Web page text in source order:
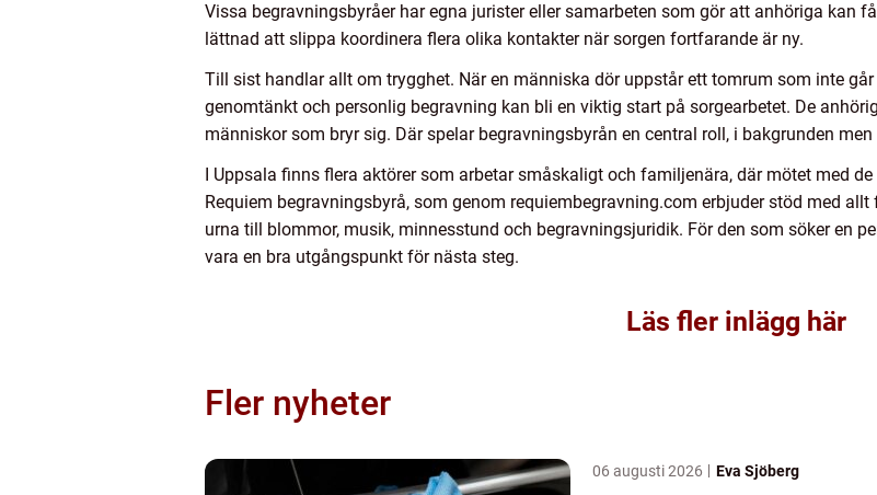
Vissa begravningsbyråer har egna jurister eller samarbeten som gör att anhöriga kan
lättnad att slippa koordinera flera olika kontakter när sorgen fortfarande är ny.
Till sist handlar allt om trygghet. När en människa dör uppstår ett tomrum som inte
genomtänkt och personlig begravning kan bli en viktig start på sorgearbetet. De
människor som bryr sig. Där spelar begravningsbyrån en central roll, i bakgrunden
I Uppsala finns flera aktörer som arbetar småskaligt och familjenära, där mötet med
Requiem begravningsbyrå, som genom requiembegravning.com erbjuder stöd med
urna till blommor, musik, minnesstund och begravningsjuridik. För den som söker en
vara en bra utgångspunkt för nästa steg.
Läs fler inlägg här
Fler nyheter
06 augusti 2026 Eva Sjöberg